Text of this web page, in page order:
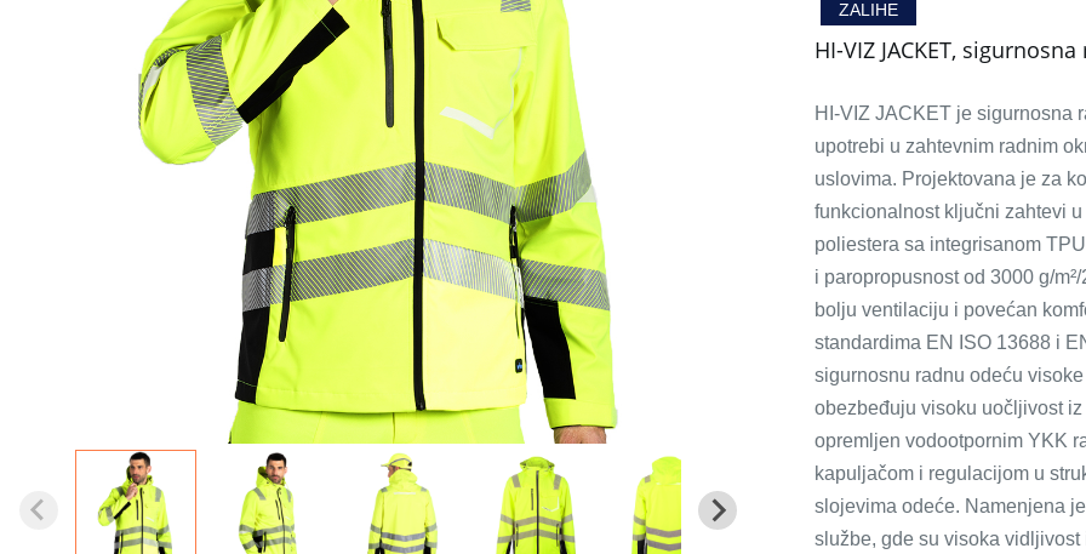
ZALIHE
HI-VIZ JACKET,
HI-VIZ JACKET je sigurnosna
upotrebi u zahtevnim radnim
uslovima. Projektovana je za
funkcionalnost ključni zahtevi
poliestera sa integrisanom
i paropropusnost od 3000 g/
bolju ventilaciju i povećan
standardima EN ISO 13688 i
sigurnosnu radnu odeću
obezbeđuju visoku uočljivost
opremljen vodootpornim YKK
kapuljačom i regulacijom u
slojevima odeće. Namenjena
službe, gde su visoka